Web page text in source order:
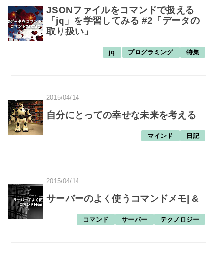
JSONファイルをコマンドで扱える
「jq」を学習してみる #2「データの
取り扱い」
jq プログラミング 特集
2015/04/14
自分にとっての幸せな未来を考える
マインド 日記
2015/04/14
サーバーのよく使うコマンドメモ| &
コマンド サーバー テクノロジー